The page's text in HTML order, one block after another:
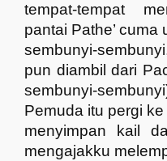
tempat-tempat
pantai Pathe’
sembunyi-
pun diambil dari
sembunyi-
Pemuda itu pergi
menyimpan kail
mengajakku